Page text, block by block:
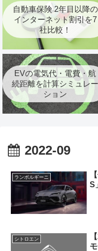
自動車保険 2年目以降の
インターネット割引を7
社比較！
EVの電気代・電費・航
続距離を計算シミュレー
ション
2022-09
ランボルギーニ
S
シトロエン